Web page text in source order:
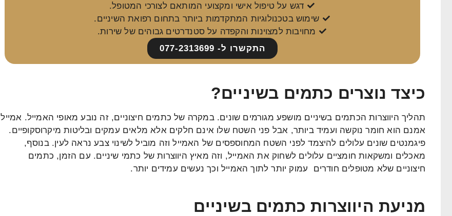
דגש על טיפול אישי ומקצועי המותאם לצורכי המטופל.
שימוש בטכנולוגיות המתקדמות ביותר בתחום רפואת השיניים.
מחויבות למצוינות והקפדה על סטנדרטים גבוהים של שירות.
התקשרו ל- 077-2313699
כיצד נוצרים כתמים בשיניים?
תהליך היווצרות הכתמים בשיניים מושפע מגורמים שונים. במקרה של כתמים חיצוניים, זה נובע מאופי האמייל. אמייל
אמנם הוא חומר נוקשה ועמיד ביותר, אבל פני השטח שלו אינם חלקים אלא מלאים עמקים ובליטות מיקרוסקופיים.
פיגמנטים שונים עלולים להיצמד לפני השטח המחוספסים של האמייל וזה מוביל לשינוי צבע נראה לעין. בנוסף,
מאכלים ומשקאות חומציים עלולים לשחוק את האמייל, וזה מאיץ היווצרות של כתמי שיניים. עם הזמן, כתמים
חיצוניים שלא מטופלים חודרים עמוק יותר לתוך האמייל וכך נעשים עמידים יותר.
מניעת היווצרות כתמים בשיניים